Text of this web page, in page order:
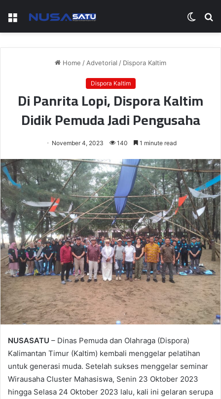
Menu
Switch
skin
Home /Advetorial / Dispora Kaltim
Dispora Kaltim
Di Panrita Lopi, Dispora Kaltim
Didik Pemuda Jadi Pengusaha
November 4, 2023 140 1 minute read
NUSASATU – Dinas Pemuda dan Olahraga (Dispora)
Kalimantan Timur (Kaltim) kembali menggelar pelatihan
untuk generasi muda. Setelah sukses menggelar seminar
Wirausaha Cluster Mahasiswa, Senin 23 Oktober 2023
hingga Selasa 24 Oktober 2023 lalu, kali ini gelaran serupa